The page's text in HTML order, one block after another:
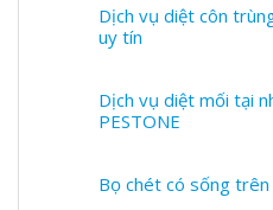
Dịch vụ diệt côn
uy tín
Dịch vụ diệt mối tại
PESTONE
Bọ chét có sống